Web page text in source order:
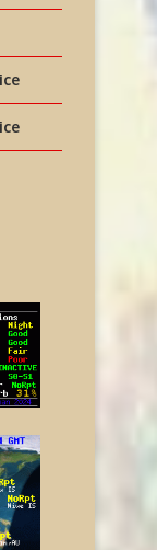
J68TT –
7 août 2026